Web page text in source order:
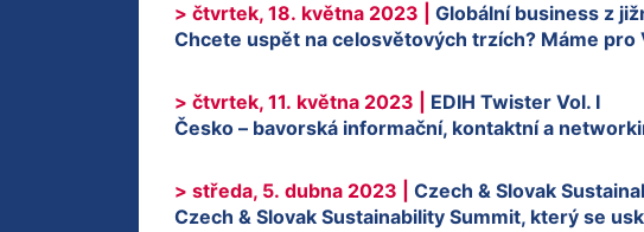
> čtvrtek, 18. května 2023 | Globální business z
Chcete uspět na celosvětových trzích? Máme
> čtvrtek, 11. května 2023 | EDIH Twister Vol. I
Česko – bavorská informační, kontaktní a
> středa, 5. dubna 2023 | Czech & Slovak
Czech & Slovak Sustainability Summit, který se